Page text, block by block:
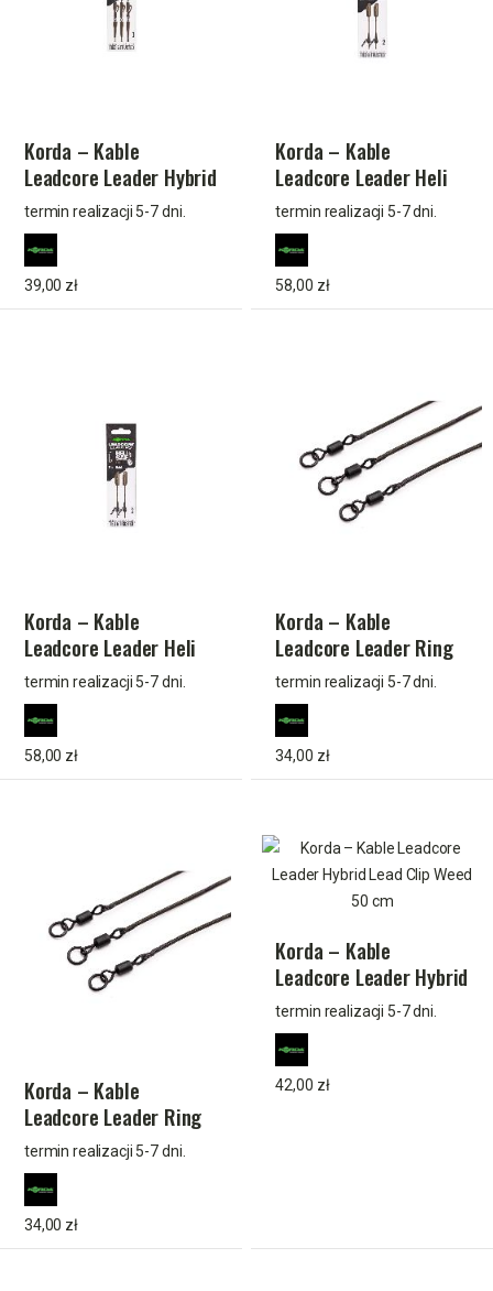
Korda – Kable
Leadcore Leader Hybrid
Lead Clip QC Swivel
Weed 50 cm
termin realizacji 5-7 dni.
39,00 zł
Korda – Kable
Leadcore Leader Heli
Safe Gravel 50 cm
termin realizacji 5-7 dni.
58,00 zł
Korda – Kable
Leadcore Leader Heli
Safe Weed 50 cm
termin realizacji 5-7 dni.
58,00 zł
Korda – Kable
Leadcore Leader Ring
Swivel Weed 50 cm
termin realizacji 5-7 dni.
34,00 zł
Korda – Kable
Leadcore Leader Ring
Swivel Gravel 50 cm
termin realizacji 5-7 dni.
34,00 zł
Korda – Kable
Leadcore Leader Hybrid
Lead Clip Weed 50 cm
termin realizacji 5-7 dni.
42,00 zł